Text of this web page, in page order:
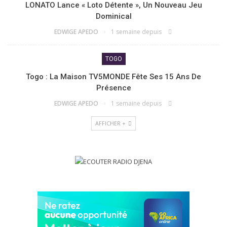
LONATO Lance « Loto Détente », Un Nouveau Jeu
Dominical
EDWIGE APEDO 1 semaine depuis
TOGO
Togo : La Maison TV5MONDE Fête Ses 15 Ans De
Présence
EDWIGE APEDO 1 semaine depuis
AFFICHER +